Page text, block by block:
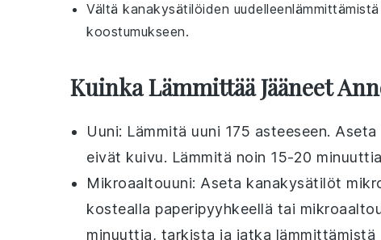
Vältä kanakysätilöiden
koostumukseen.
Kuinka Lämmittää Jääneet
Uuni: Lämmitä uuni 175 asteeseen. Aseta
eivät kuivu. Lämmitä noin 15-20
Mikroaaltouuni: Aseta kanakysätilöt
kostealla paperipyyhkeellä tai
minuuttia, tarkista ja jatka lämmittämistä